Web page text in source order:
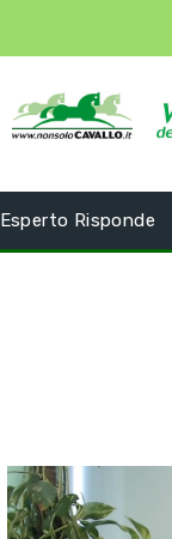
Esperto Risponde